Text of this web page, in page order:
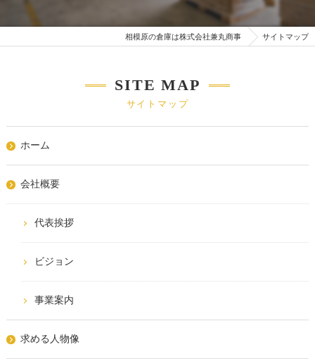
相模原の倉庫は株式会社兼丸商事 サイトマップ
サイトマップ
SITE MAP
ホーム
会社概要
代表挨拶
ビジョン
事業案内
求める人物像